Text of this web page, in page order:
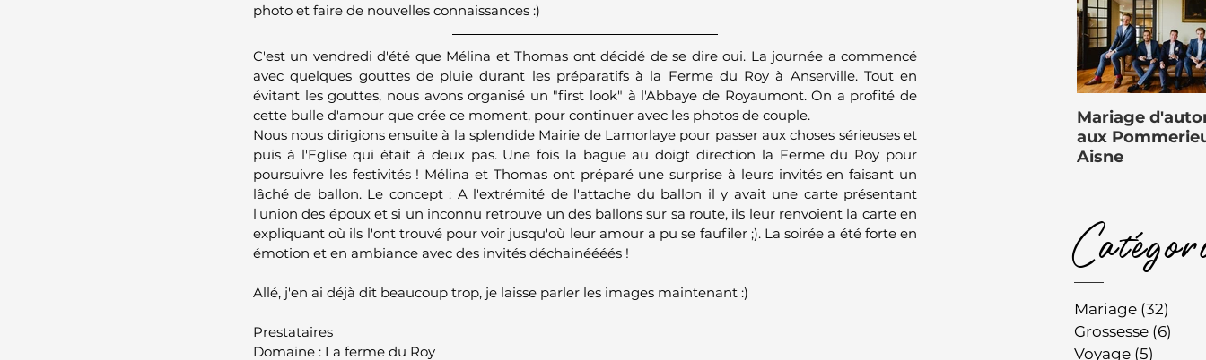
photo et faire de nouvelles connaissances :)
C'est un vendredi d'été que Mélina et Thomas ont décidé de se dire oui. La journée a commencé
avec quelques gouttes de pluie durant les préparatifs à la Ferme du Roy à Anserville. Tout en
évitant les gouttes, nous avons organisé un "first look" à l'Abbaye de Royaumont. On a profité de
cette bulle d'amour que crée ce moment, pour continuer avec les photos de couple.
Nous nous dirigions ensuite à la splendide Mairie de Lamorlaye pour passer aux choses sérieuses et
puis à l'Eglise qui était à deux pas. Une fois la bague au doigt direction la Ferme du Roy pour
poursuivre les festivités ! Mélina et Thomas ont préparé une surprise à leurs invités en faisant un
lâché de ballon. Le concept : A l'extrémité de l'attache du ballon il y avait une carte présentant
l'union des époux et si un inconnu retrouve un des ballons sur sa route, ils leur renvoient la carte en
expliquant où ils l'ont trouvé pour voir jusqu'où leur amour a pu se faufiler ;). La soirée a été forte en
émotion et en ambiance avec des invités déchainéééés !
Allé, j'en ai déjà dit beaucoup trop, je laisse parler les images maintenant :)
Prestataires
Domaine : La ferme du Roy
Mariage
aux
Aisne
Mariage (32)
Grossesse (6)
Voyage (5)